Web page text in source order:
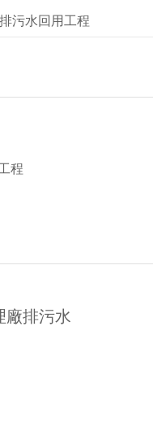
污水回用工程
程
廠排污水